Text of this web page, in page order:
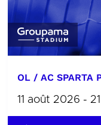
OL / AC SPARTA
11 août 2026 -